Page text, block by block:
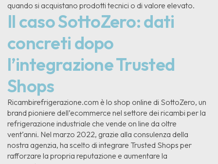
quando si acquistano prodotti tecnici o di valore elevato.
Il caso SottoZero: dati
concreti dopo
l’integrazione Trusted
Shops
Ricambirefrigerazione.com è lo shop online di SottoZero, un
brand pioniere dell’ecommerce nel settore dei ricambi per la
refrigerazione industriale che vende on line da oltre
vent’anni. Nel marzo 2022, grazie alla consulenza della
nostra agenzia, ha scelto di integrare Trusted Shops per
rafforzare la propria reputazione e aumentare la